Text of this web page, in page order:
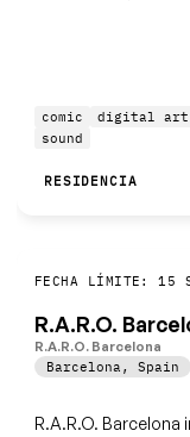
comic digital art
sound
RESIDENCIA
FECHA LÍMITE: 15
R.A.R.O.
R.A.R.O. Barcelona
Barcelona , Spain
R.A.R.O.